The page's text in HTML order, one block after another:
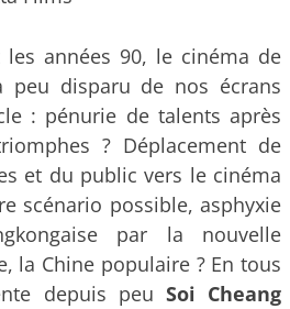
années 90, le cinéma de
peu disparu de nos écrans
: pénurie de talents après
? Déplacement de
et du public vers le cinéma
scénario possible, asphyxie
par la nouvelle
la Chine populaire ? En tous
depuis peu Soi Cheang